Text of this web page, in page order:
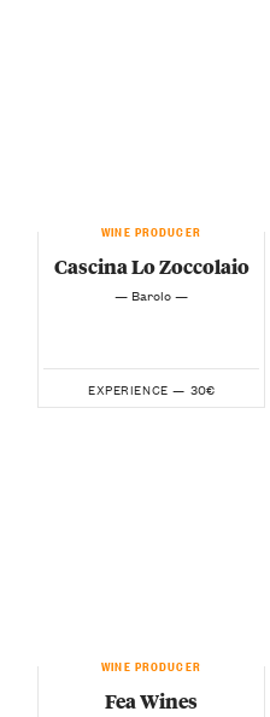
WINE PRODUCER
Cascina Lo Zoccolaio
— Barolo —
EXPERIENCE — 30€
WINE PRODUCER
Fea Wines